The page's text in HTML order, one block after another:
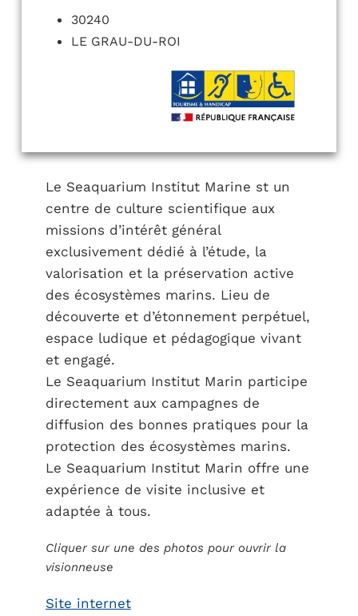
30240
LE GRAU-DU-ROI
Le Seaquarium Institut Marine st un
centre de culture scientifique aux
missions d’intérêt général
exclusivement dédié à l’étude, la
valorisation et la préservation active
des écosystèmes marins. Lieu de
découverte et d’étonnement perpétuel,
espace ludique et pédagogique vivant
et engagé.
Le Seaquarium Institut Marin participe
directement aux campagnes de
diffusion des bonnes pratiques pour la
protection des écosystèmes marins.
Le Seaquarium Institut Marin offre une
expérience de visite inclusive et
adaptée à tous.
Cliquer sur une des photos pour ouvrir la
visionneuse
Site internet